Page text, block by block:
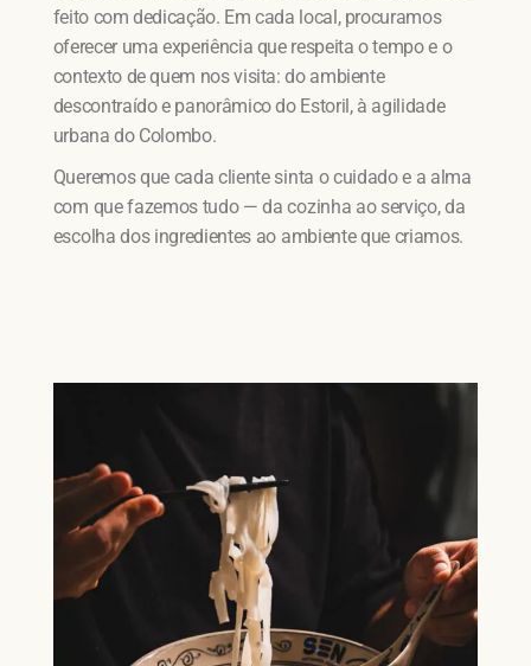
feito com dedicação. Em cada local, procuramos
oferecer uma experiência que respeita o tempo e o
contexto de quem nos visita: do ambiente
descontraído e panorâmico do Estoril, à agilidade
urbana do Colombo.
Queremos que cada cliente sinta o cuidado e a alma
com que fazemos tudo — da cozinha ao serviço, da
escolha dos ingredientes ao ambiente que criamos.